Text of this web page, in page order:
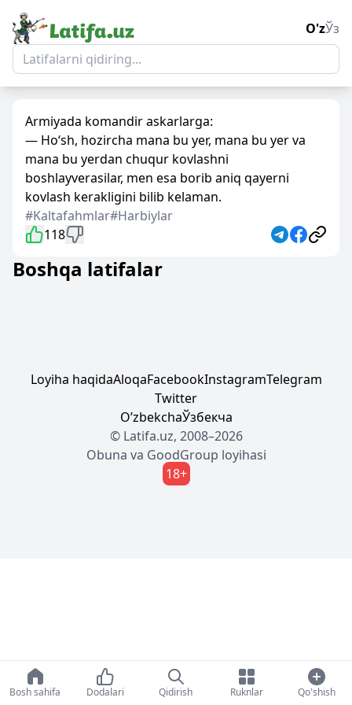
O'zЎз
Armiyada komandir askarlarga:
— Ho‘sh, hozircha mana bu yer, mana bu yer va
mana bu yerdan chuqur kovlashni
boshlayverasilar, men esa borib aniq qayerni
kovlash kerakligini bilib kelaman.
#Kaltafahmlar#Harbiylar
118
Boshqa latifalar
Loyiha haqidaAloqaFacebookInstagramTelegram
Twitter
OʼzbekchaЎзбекча
© Latifa.uz, 2008–2026
Obuna va GoodGroup loyihasi
18+
Bosh sahifa Dodalari Qidirish Ruknlar Qo'shish